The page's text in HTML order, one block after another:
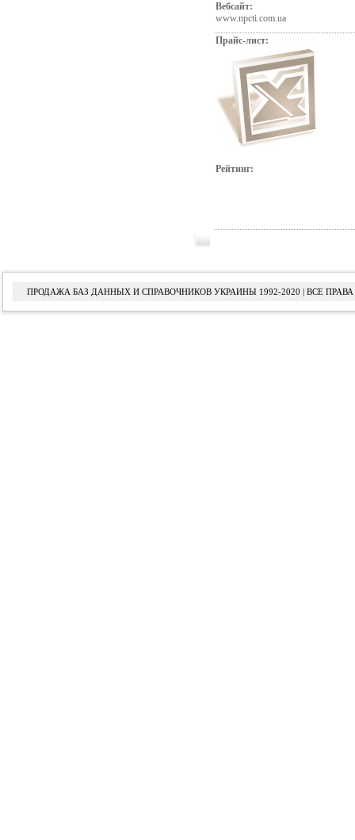
Вебсайт:
www.npcti.com.ua
Прайс-лист:
Рейтинг:
ПРОДАЖА БАЗ ДАННЫХ И СПРАВОЧНИКОВ УКРАИНЫ 1992-2020 | ВСЕ